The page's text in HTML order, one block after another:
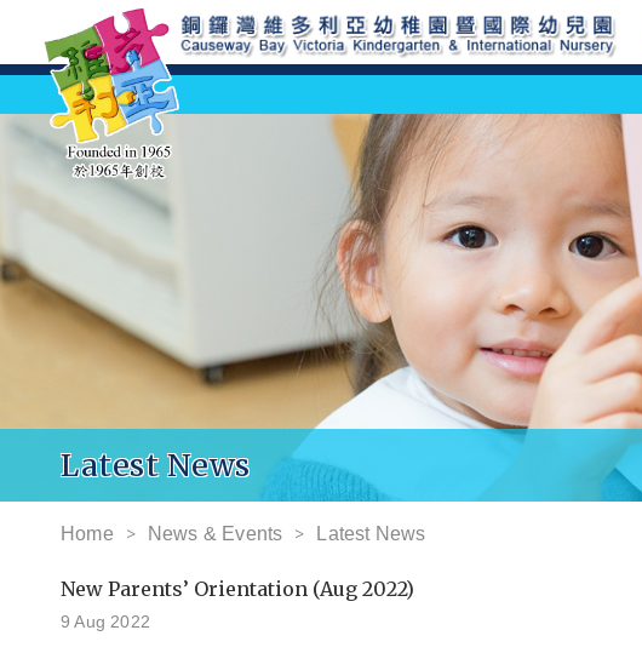
Latest News
Home News & Events Latest News
New Parents’ Orientation (Aug 2022)
9 Aug 2022